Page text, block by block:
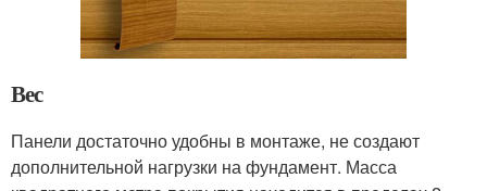
Вес
Панели достаточно удобны в монтаже, не создают
дополнительной нагрузки на фундамент. Масса